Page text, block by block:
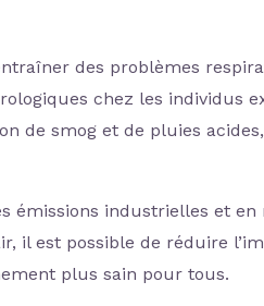
des problèmes
chez les individus
de smog et de pluies
émissions industrielles et
il est possible de réduire
plus sain pour tous.